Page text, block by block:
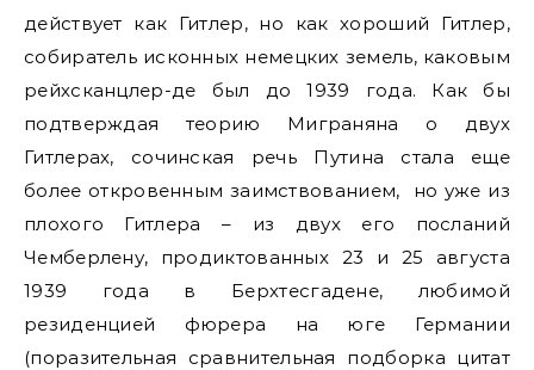
действует как Гитлер, но как хороший Гитлер,
собиратель исконных немецких земель, каковым
рейхсканцлер-де был до 1939 года. Как бы
подтверждая теорию Миграняна о двух
Гитлерах, сочинская речь Путина стала еще
более откровенным заимствованием, но уже из
плохого Гитлера – из двух его посланий
Чемберлену, продиктованных 23 и 25 августа
1939 года в Берхтесгадене, любимой
резиденцией фюрера на юге Германии
(поразительная сравнительная подборка цитат